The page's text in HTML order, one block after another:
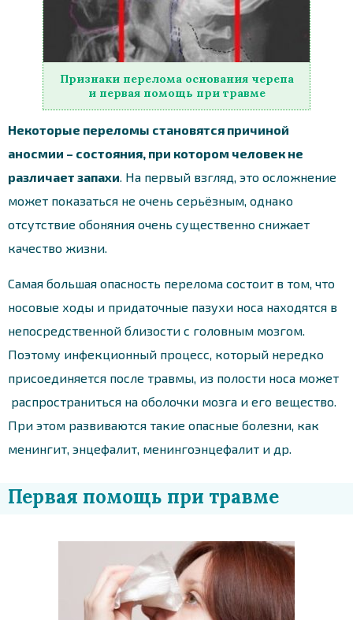
Признаки перелома основания черепа
и первая помощь при травме
Некоторые переломы становятся причиной
аносмии – состояния, при котором человек не
различает запахи . На первый взгляд, это осложнение
может показаться не очень серьёзным, однако
отсутствие обоняния очень существенно снижает
качество жизни.
Самая большая опасность перелома состоит в том, что
носовые ходы и придаточные пазухи носа находятся в
непосредственной близости с головным мозгом.
Поэтому инфекционный процесс, который нередко
присоединяется после травмы, из полости носа может
распространиться на оболочки мозга и его вещество.
При этом развиваются такие опасные болезни, как
менингит, энцефалит, менингоэнцефалит и др.
Первая помощь при травме